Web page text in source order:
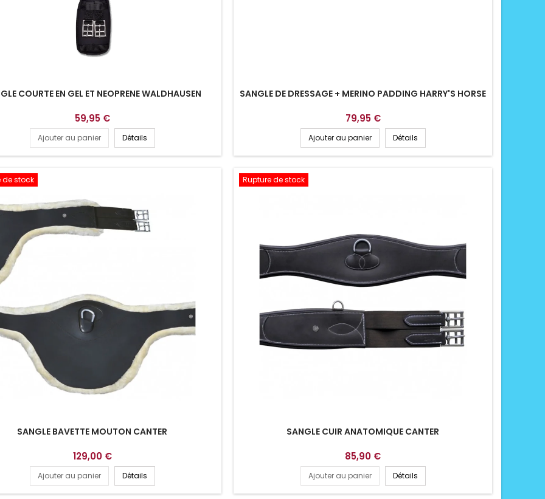
COURTE EN GEL ET NEOPRENE WALDHAUSEN
59,95 €
Ajouter au panier Détails
SANGLE DE DRESSAGE + MERINO PADDING HARRY'S HORSE
79,95 €
Ajouter au panier Détails
de stock
SANGLE BAVETTE MOUTON CANTER
129,00 €
Ajouter au panier Détails
Rupture de stock
SANGLE CUIR ANATOMIQUE CANTER
85,90 €
Ajouter au panier Détails